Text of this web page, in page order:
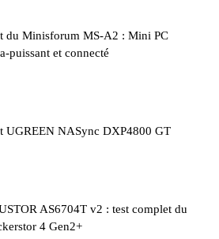
du Minisforum MS-A2 : Mini PC
puissant et connecté
UGREEN NASync DXP4800 GT
AS6704T v2 : test complet du
4 Gen2+